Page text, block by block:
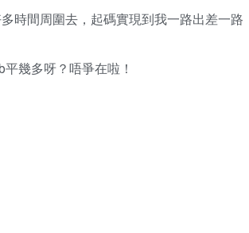
時間周圍去，起碼實現到我一路出差一路
幾多呀？唔爭在啦！